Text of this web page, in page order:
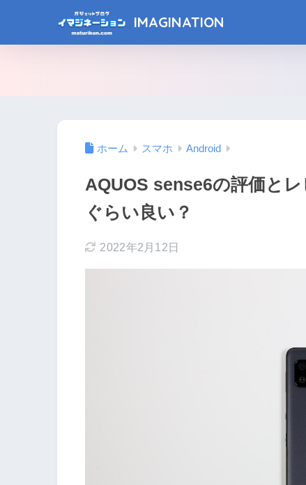
IMAGINATION
ホーム スマホ Android
AQUOS sense6の評価と
ぐらい良い？
2022年2月12日